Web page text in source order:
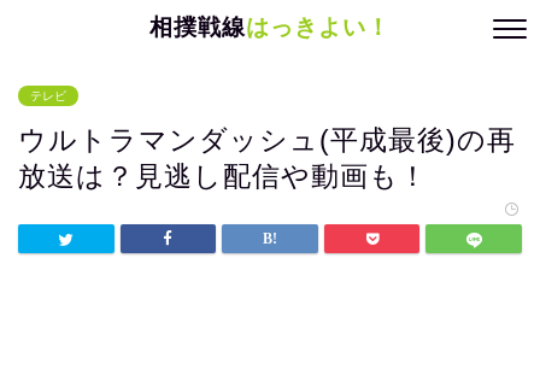
相撲戦線はっきよい！
テレビ
ウルトラマンダッシュ(平成最後)の再
放送は？見逃し配信や動画も！